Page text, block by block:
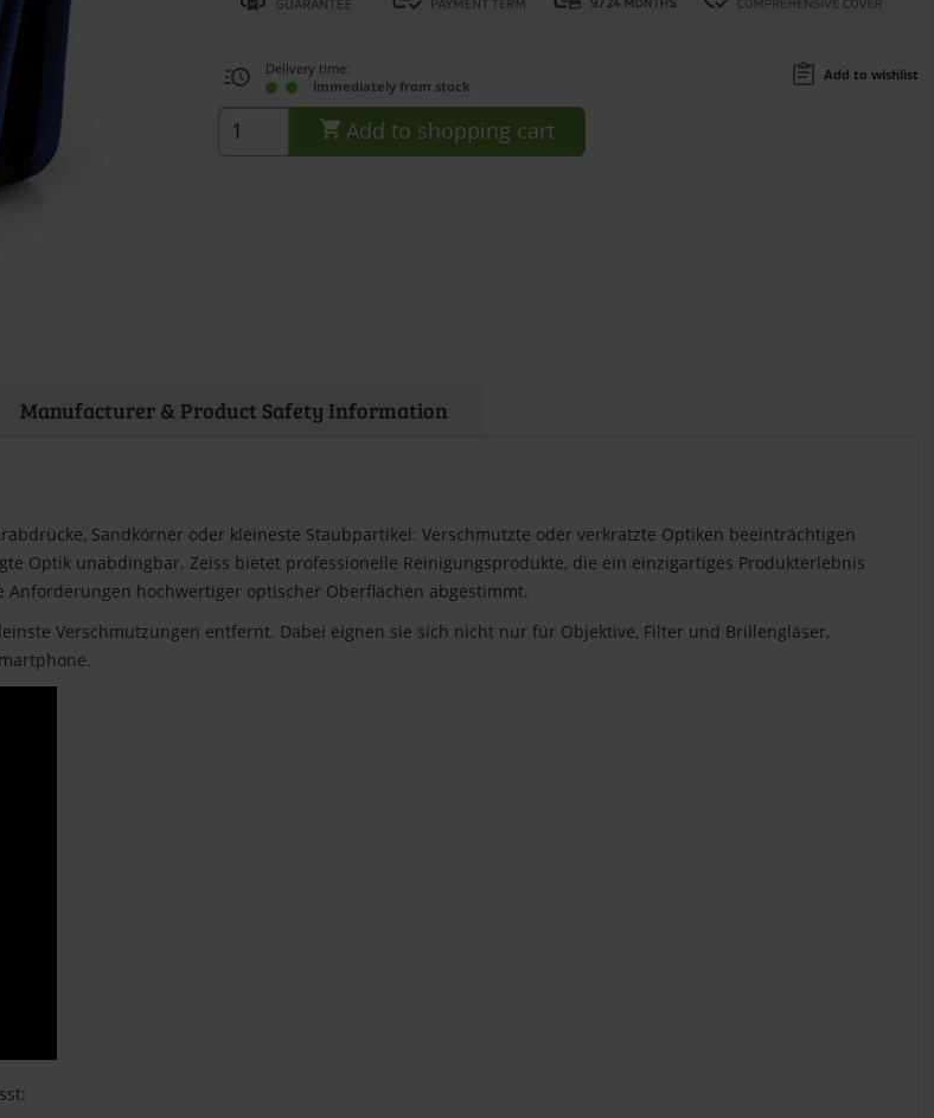
Delivery time:
immediately from stock
Add to wishlist
Add to shopping cart
Manufacturer & Product Safety Information
Sandkörner oder kleineste Staubpartikel: Verschmutzte oder verkratzte Optiken beeinträchtigen
Optik unabdingbar. Zeiss bietet professionelle Reinigungsprodukte, die ein einzigartiges Produkterlebnis
hochwertiger optischer Oberflächen abgestimmt.
Verschmutzungen entfernt. Dabei eignen sie sich nicht nur für Objektive, Filter und Brillengläser,